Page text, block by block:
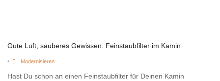
Gute Luft, sauberes Gewissen: Feinstaubfilter im Kamin
• Modernisieren
Hast Du schon an einen Feinstaubfilter für Deinen Kamin